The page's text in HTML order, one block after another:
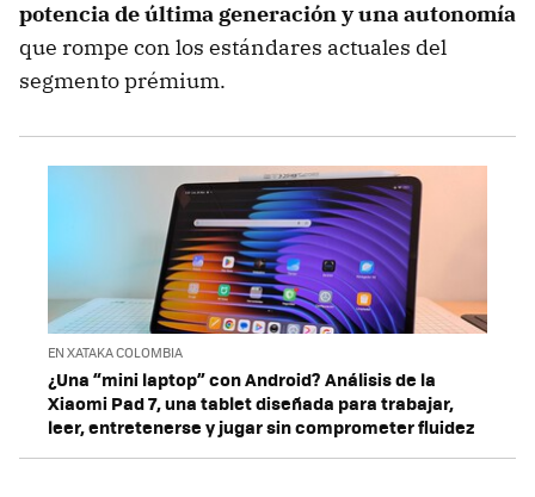
potencia de última generación y una autonomía
que rompe con los estándares actuales del
segmento prémium.
EN XATAKA COLOMBIA
¿Una “mini laptop” con Android? Análisis de la
Xiaomi Pad 7, una tablet diseñada para trabajar,
leer, entretenerse y jugar sin comprometer fluidez